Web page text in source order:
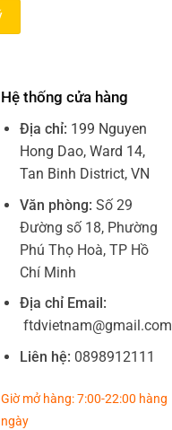
Hệ thống cửa hàng
Địa chỉ: 199 Nguyen
Hong Dao, Ward 14,
Tan Binh District, VN
Văn phòng: Số 29
Đường số 18, Phường
Phú Thọ Hoà, TP Hồ
Chí Minh
Địa chỉ Email:
ftdvietnam@gmail.com
Liên hệ: 0898912111
Giờ mở hàng: 7:00-22:00 hàng
ngày